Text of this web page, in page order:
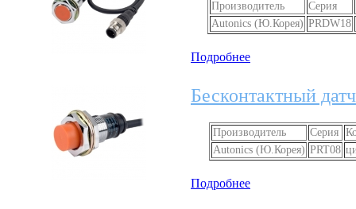
Производитель
Серия
Autonics (Ю.Корея) PRDW18
Подробнее
Бесконтактный
Производитель Серия
Autonics (Ю.Корея) PRT08
Подробнее